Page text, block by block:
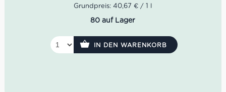
Venosa entspricht ganz seinem vulkanischem Terroir.
Klima kommen beim Verbo Aglianico del Vulture sehr
Farbe: Rubinrot, orangener Rand
Grundpreis: 40,67 € / 1 l
80 auf Lager
IN DEN WARENKORB